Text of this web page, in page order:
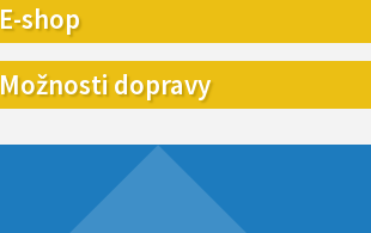
E-shop
Možnosti dopravy